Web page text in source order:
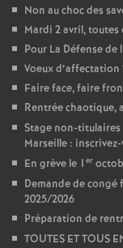
Non au choc des
Mardi 2 avril,
Pour La Défense de
Voeux
Faire face, faire
Rentrée chaotique,
Stage non-titulaires
Marseille :
En grève le 1 er
Demande de
2025/2026
Préparation de
TOUTES ET TOUS